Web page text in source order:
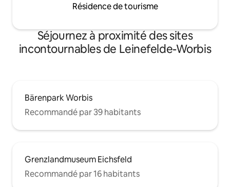
Résidence de tourisme
Séjournez à proximité des sites
incontournables de Leinefelde-Worbis
Bärenpark Worbis
Recommandé par 39 habitants
Grenzlandmuseum Eichsfeld
Recommandé par 16 habitants